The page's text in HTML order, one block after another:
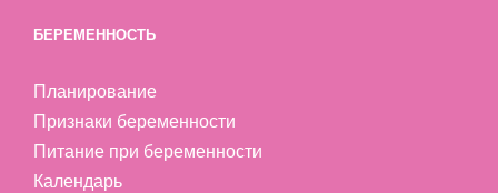
БЕРЕМЕННОСТЬ
Планирование
Признаки беременности
Питание при беременности
Календарь